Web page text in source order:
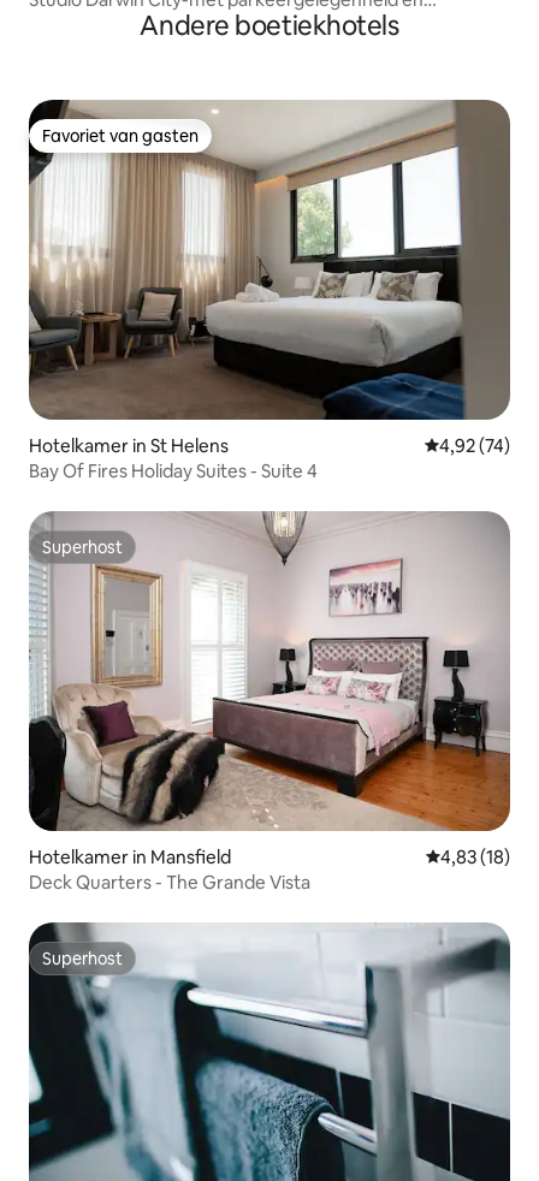
wekelijkse serviceAndere boetiekhotels
Favoriet van gasten
Favoriet van gasten
Hotelkamer in St Helens Gemiddelde
4,92 (74)
Bay Of Fires Holiday Suites - Suite 4
Superhost
Superhost
Hotelkamer in Mansfield Gemiddelde
4,83 (18)
Deck Quarters - The Grande Vista
Superhost
Superhost